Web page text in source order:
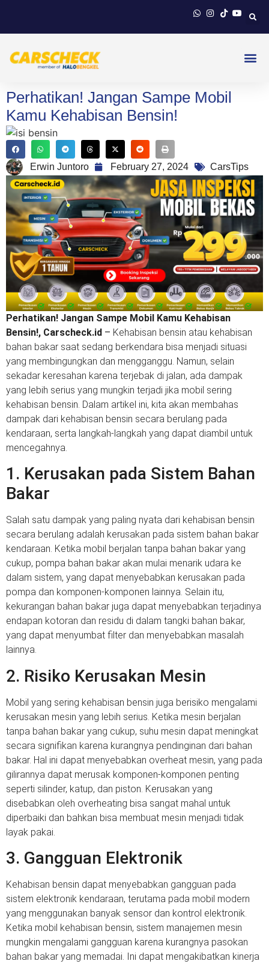
Perhatikan! Jangan Sampe Mobil
Kamu Kehabisan Bensin!
Erwin Juntoro February 27, 2024 CarsTips
Perhatikan! Jangan Sampe Mobil Kamu Kehabisan
Bensin!, Carscheck.id – Kehabisan bensin atau kehabisan
bahan bakar saat sedang berkendara bisa menjadi situasi
yang membingungkan dan mengganggu. Namun, selain
sekadar keresahan karena terjebak di jalan, ada dampak
yang lebih serius yang mungkin terjadi jika mobil sering
kehabisan bensin. Dalam artikel ini, kita akan membahas
dampak dari kehabisan bensin secara berulang pada
kendaraan, serta langkah-langkah yang dapat diambil untuk
mencegahnya.
1. Kerusakan pada Sistem Bahan
Bakar
Salah satu dampak yang paling nyata dari kehabisan bensin
secara berulang adalah kerusakan pada sistem bahan bakar
kendaraan. Ketika mobil berjalan tanpa bahan bakar yang
cukup, pompa bahan bakar akan mulai menarik udara ke
dalam sistem, yang dapat menyebabkan kerusakan pada
pompa dan komponen-komponen lainnya. Selain itu,
kekurangan bahan bakar juga dapat menyebabkan terjadinya
endapan kotoran dan residu di dalam tangki bahan bakar,
yang dapat menyumbat filter dan menyebabkan masalah
lainnya.
2. Risiko Kerusakan Mesin
Mobil yang sering kehabisan bensin juga berisiko mengalami
kerusakan mesin yang lebih serius. Ketika mesin berjalan
tanpa bahan bakar yang cukup, suhu mesin dapat meningkat
secara signifikan karena kurangnya pendinginan dari bahan
bakar. Hal ini dapat menyebabkan overheat mesin, yang pada
gilirannya dapat merusak komponen-komponen penting
seperti silinder, katup, dan piston. Kerusakan yang
disebabkan oleh overheating bisa sangat mahal untuk
diperbaiki dan bahkan bisa membuat mesin menjadi tidak
layak pakai.
3. Gangguan Elektronik
Kehabisan bensin dapat menyebabkan gangguan pada
sistem elektronik kendaraan, terutama pada mobil modern
yang menggunakan banyak sensor dan kontrol elektronik.
Ketika mobil kehabisan bensin, sistem manajemen mesin
mungkin mengalami gangguan karena kurangnya pasokan
bahan bakar yang memadai. Ini dapat mengakibatkan kinerja